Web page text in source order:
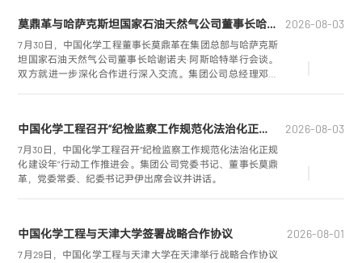
莫鼎革与哈萨克斯坦国家石油天然气公司董事长哈谢诺夫·阿斯哈特举行会谈 2026-08-03
7月30日，中国化学工程董事长莫鼎革在集团总部与哈萨克斯
坦国家石油天然气公司董事长哈谢诺夫·阿斯哈特举行会谈。
双方就进一步深化合作进行深入交流。集团公司总经理邓兆
中国化学工程召开“纪检监察工作规范化法治化正规化建设年”行动工作推进会暨纪检工作季度例会 2026-08-03
7月30日，中国化学工程召开“纪检监察工作规范化法治化正规
化建设年”行动工作推进会。集团公司党委书记、董事长莫鼎
革，党委常委、纪委书记尹伊出席会议并讲话。
中国化学工程与天津大学签署战略合作协议 2026-08-01
7月29日，中国化学工程与天津大学在天津举行战略合作协议